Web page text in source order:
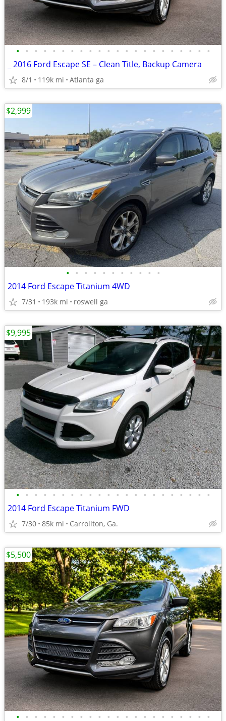
• • • • • • • • • • • • • • • • • • • • • •
_ 2016 Ford Escape SE – Clean Title, Backup Camera
8/1 119k mi Atlanta ga
• • • • • • • • • • •
2014 Ford Escape Titanium 4WD
7/31 193k mi roswell ga
$2,999
• • • • • • • • • • • • • • • • • • • • • •
2014 Ford Escape Titanium FWD
7/30 85k mi Carrollton, Ga.
$9,995
• • • • • • • • • • • • • • • • • • • • • •
$5,500